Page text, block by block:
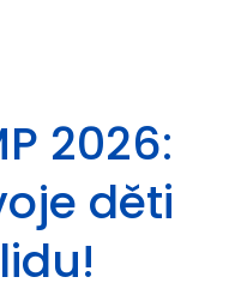
2026:
děti